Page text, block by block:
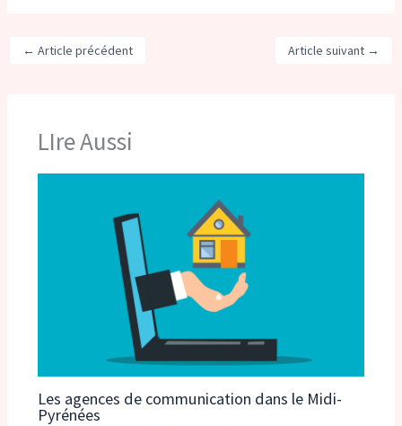
← Article précédent Article suivant →
LIre Aussi
Les agences de communication dans le Midi-
Pyrénées